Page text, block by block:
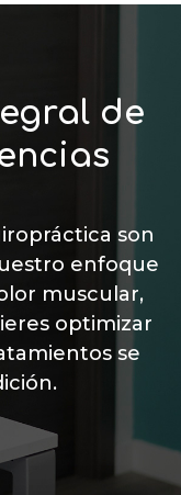
de
son
enfoque
muscular,
optimizar
se